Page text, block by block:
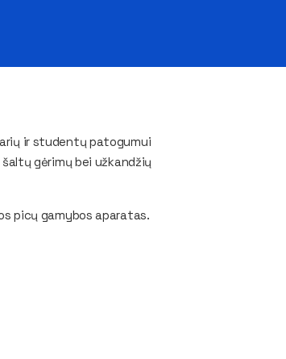
ir studentų patogumui
gėrimų bei užkandžių
picų gamybos aparatas.